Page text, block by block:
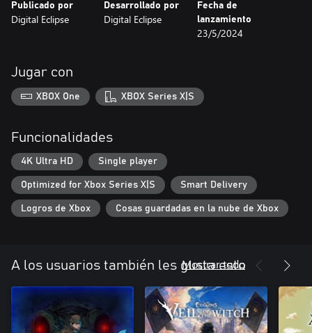
apariencia ha sido modernizada, debajo sigue estando el código
del juego original. Podrás incluso ver la interfaz original del Apple
Un desafío sin engorros
Aunque la famosa dificultad de los enemigos no se ha visto
alterada, se han realizado mejoras de calidad de vida en todas las
lanzamiento de hechizos y combate han recibido mejoras
El renacer de una leyenda
Si acabas de descubrir la legendaria franquicia de Wizardry,
Wizardry: Proving Grounds of the Mad Overlord es el punto de
sonido, así como de la interfaz simplificada.
Publicado por
Digital Eclipse
Desarrollado por
Digital Eclipse
Fecha de
lanzamiento
23/5/2024
Jugar con
XBOX One XBOX Series X|S
Funcionalidades
4K Ultra HD Single player
Optimized for Xbox Series X|S Smart Delivery
Logros de Xbox Cosas guardadas en la nube de Xbox
A los usuarios también les gusta esto
Mostrar todo